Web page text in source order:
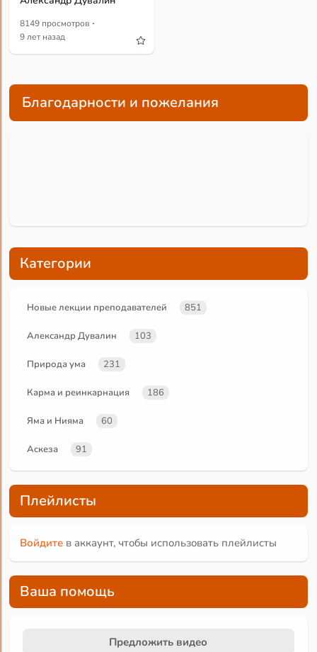
8149 просмотров ·
9 лет назад
Благодарности и пожелания
Категории
Новые лекции преподавателей 851
Александр Дувалин 103
Природа ума 231
Карма и реинкарнация 186
Яма и Нияма 60
Аскеза 91
Плейлисты
Войдите в аккаунт, чтобы использовать плейлисты
Ваша помощь
Предложить видео